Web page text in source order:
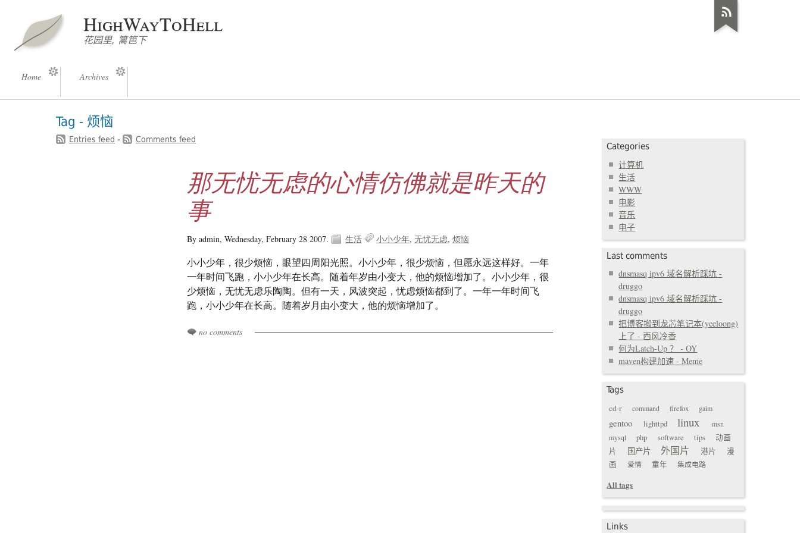
HighWayToHell
花园里, 篱笆下
Home Archives
Tag - 烦恼
Entries feed - Comments feed
那无忧无虑的心情仿佛就是昨天的
事
By admin,Wednesday, February 28 2007. 生活 小小少年 无忧无虑 烦恼
小小少年，很少烦恼，眼望四周阳光照。小小少年，很少烦恼，但愿永远这样好。一年
一年时间飞跑，小小少年在长高。随着年岁由小变大，他的烦恼增加了。小小少年，很
少烦恼，无忧无虑乐陶陶。但有一天，风波突起，忧虑烦恼都到了。一年一年时间飞
跑，小小少年在长高。随着岁月由小变大，他的烦恼增加了。
no comments
Categories
计算机
生活
WWW
电影
音乐
电子
Last comments
dnsmasq ipv6 域名解析踩坑 -
druggo
dnsmasq ipv6 域名解析踩坑 -
druggo
把博客搬到龙芯笔记本(yeeloong)
上了 - 西风冷香
何为Latch-Up ？ - OY
maven构建加速 - Meme
Tags
cd-r
command firefox gaim
gentoo lighttpd linux
msn
mysql
php software tips
动画
片
国产片 外国片 港片
漫
画
爱情 童年 集成电路
All tags
Links